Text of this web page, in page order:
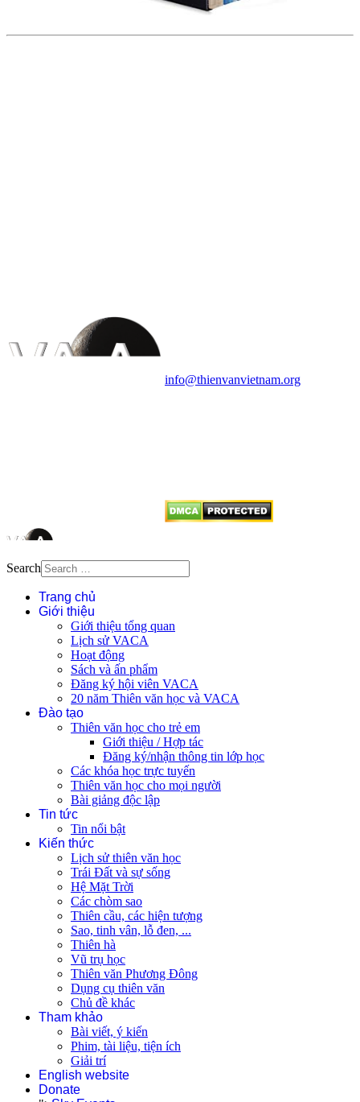
info@thienvanvietnam.org
Search
Trang chủ
Giới thiệu
Giới thiệu tổng quan
Lịch sử VACA
Hoạt động
Sách và ấn phẩm
Đăng ký hội viên VACA
20 năm Thiên văn học và VACA
Đào tạo
Thiên văn học cho trẻ em
Giới thiệu / Hợp tác
Đăng ký/nhận thông tin lớp học
Các khóa học trực tuyến
Thiên văn học cho mọi người
Bài giảng độc lập
Tin tức
Tin nổi bật
Kiến thức
Lịch sử thiên văn học
Trái Đất và sự sống
Hệ Mặt Trời
Các chòm sao
Thiên cầu, các hiện tượng
Sao, tinh vân, lỗ đen, ...
Thiên hà
Vũ trụ học
Thiên văn Phương Đông
Dụng cụ thiên văn
Chủ đề khác
Tham khảo
Bài viết, ý kiến
Phim, tài liệu, tiện ích
Giải trí
English website
Donate